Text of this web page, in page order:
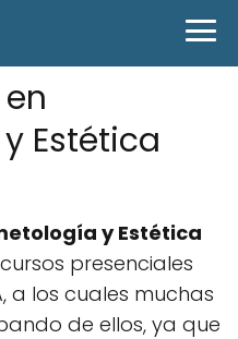
Estética
y Estética
presenciales
a los cuales muchas
de ellos, ya que